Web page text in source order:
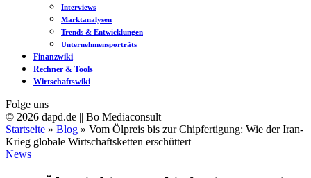
Interviews
Marktanalysen
Trends & Entwicklungen
Unternehmensporträts
Finanzwiki
Rechner & Tools
Wirtschaftswiki
Folge uns
© 2026 dapd.de || Bo Mediaconsult
Startseite » Blog » Vom Ölpreis bis zur Chipfertigung: Wie der Iran-
Krieg globale Wirtschaftsketten erschüttert
News